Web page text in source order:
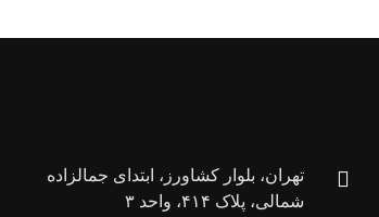
تهران، بلوار کشاورز، ابتدای جمالزاده
شمالی، پلاک ۴۱۴، واحد ۳